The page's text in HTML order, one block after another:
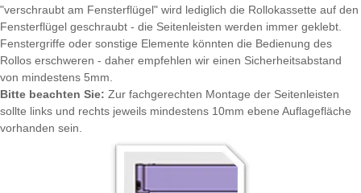
"verschraubt am Fensterflügel" wird lediglich die Rollokassette auf den
Fensterflügel geschraubt - die Seitenleisten werden immer geklebt.
Fenstergriffe oder sonstige Elemente könnten die Bedienung des
Rollos erschweren - daher empfehlen wir einen Sicherheitsabstand
von mindestens 5mm.
Bitte beachten Sie: Zur fachgerechten Montage der Seitenleisten
sollte links und rechts jeweils mindestens 10mm ebene Auflagefläche
vorhanden sein.